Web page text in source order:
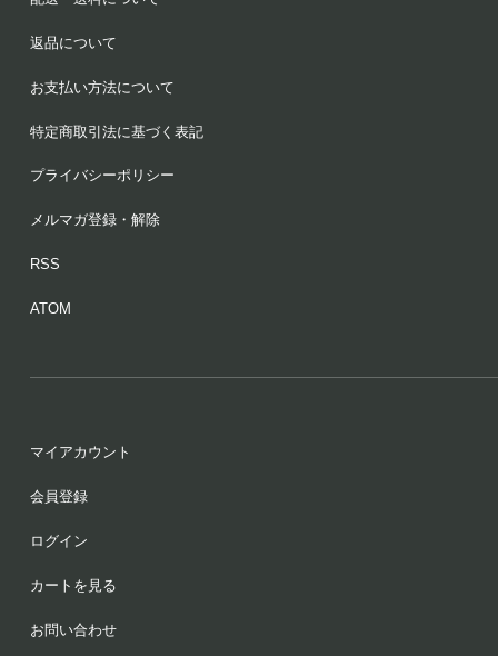
返品について
お支払い方法について
特定商取引法に基づく表記
プライバシーポリシー
メルマガ登録・解除
RSS
ATOM
マイアカウント
会員登録
ログイン
カートを見る
お問い合わせ